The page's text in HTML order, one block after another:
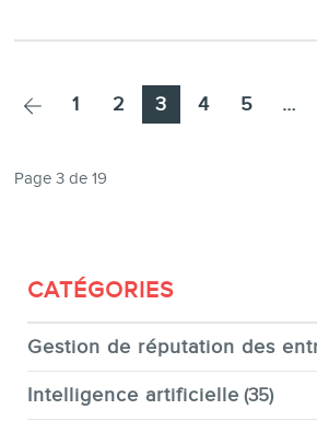
Page
1 Page
2 Page
3 Page
4 Page
5 …
Page 3 de 19
CATÉGORIES
Gestion de réputation des
Intelligence artificielle (35)